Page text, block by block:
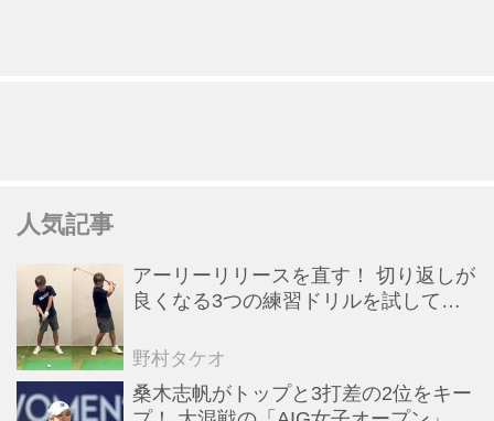
人気記事
アーリーリリースを直す！ 切り返しが
良くなる3つの練習ドリルを試してみ
野村タケオ
桑木志帆がトップと3打差の2位をキー